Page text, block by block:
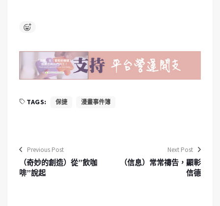
TAGS: 保捷 漫畫事件簿
Previous Post
（奇妙的創造）從”飲咖
啡”說起
Next Post
（信息）常常禱告，顯彰
信德